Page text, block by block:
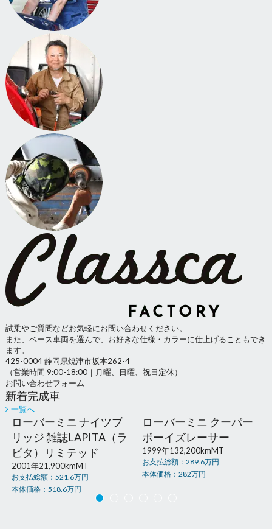
試乗やご質問などお気軽にお問い合わせください。
また、ベース車両を選んで、お好きな仕様・カラーに仕上げることもでき
ます。
425-0004 静岡県焼津市坂本262-4
（営業時間 9:00-18:00｜月曜、日曜、祝日定休）
お問い合わせフォーム
新着完成車
一覧へ
ローバーミニ ナイツブ
リッジ 雑誌LAPITA（ラ
ピタ）リミテッド
2001年21,900kmMT
お支払総額： 521.6万円
本体価格： 518.6万円
ローバーミニ クーパー
ボーイズレーサー
1999年132,200kmMT
お支払総額： 289.6万円
本体価格： 282万円